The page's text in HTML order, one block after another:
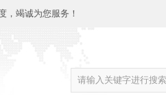
，竭诚为您服务！